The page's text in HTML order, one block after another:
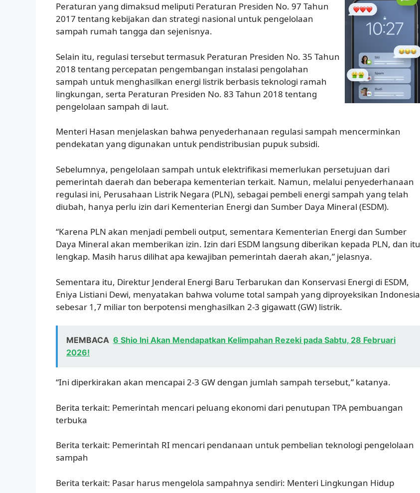
Peraturan yang dimaksud meliputi Peraturan Presiden No. 97 Tahun
2017 tentang kebijakan dan strategi nasional untuk pengelolaan
sampah rumah tangga dan sejenisnya.
Selain itu, regulasi tersebut termasuk Peraturan Presiden No. 35 Tahun
2018 tentang percepatan pengembangan instalasi pengolahan
sampah untuk menghasilkan energi listrik berbasis teknologi ramah
lingkungan, serta Peraturan Presiden No. 83 Tahun 2018 tentang
pengelolaan sampah di laut.
Menteri Hasan menjelaskan bahwa penyederhanaan regulasi sampah mencerminkan
pendekatan yang digunakan untuk pendistribusian pupuk subsidi.
Sebelumnya, pengelolaan sampah untuk elektrifikasi memerlukan persetujuan dari
pemerintah daerah dan beberapa kementerian terkait. Namun, melalui penyederhanaan
regulasi ini, Perusahaan Listrik Negara (PLN), sebagai pembeli energi sampah yang telah
diubah, hanya perlu izin dari Kementerian Energi dan Sumber Daya Mineral (ESDM).
“Karena PLN akan menjadi pembeli output, sementara Kementerian Energi dan Sumber
Daya Mineral akan memberikan izin. Izin dari ESDM langsung diberikan kepada PLN, dan itu
lengkap. Masih harus dilihat apa kewajiban pemerintah daerah akan,” jelasnya.
Sementara itu, Direktur Jenderal Energi Baru Terbarukan dan Konservasi Energi di ESDM,
Eniya Listiani Dewi, menyatakan bahwa volume total sampah yang diproyeksikan Indonesia
sebesar 1,7 miliar ton berpotensi menghasilkan 2-3 gigawatt (GW) listrik.
MEMBACA 6 Shio Ini Akan Mendapatkan Kelimpahan Rezeki pada Sabtu, 28 Februari
2026!
“Ini diperkirakan akan mencapai 2-3 GW dengan jumlah sampah tersebut,” katanya.
Berita terkait: Pemerintah mencari peluang ekonomi dari penutupan TPA pembuangan
terbuka
Berita terkait: Pemerintah RI mencari pendanaan untuk pembelian teknologi pengelolaan
sampah
Berita terkait: Pasar harus mengelola sampahnya sendiri: Menteri Lingkungan Hidup